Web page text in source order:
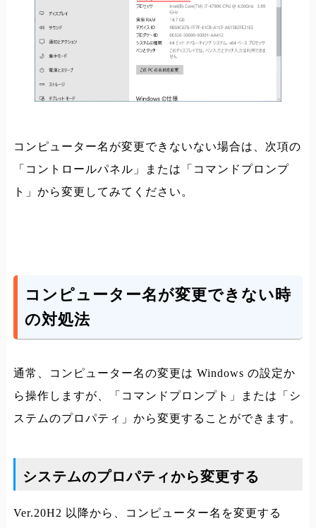
コンピューター名が変更できないない場合は、次項の
「コントロールパネル」または「コマンドプロンプ
ト」から変更してみてください。
コンピューター名が変更できない時
の対処法
通常、コンピューター名の変更は Windows の設定か
ら操作しますが、「コマンドプロンプト」または「シ
ステムのプロパティ」から変更することができます。
システムのプロパティから変更する
Ver.20H2 以降から、コンピューター名を変更する